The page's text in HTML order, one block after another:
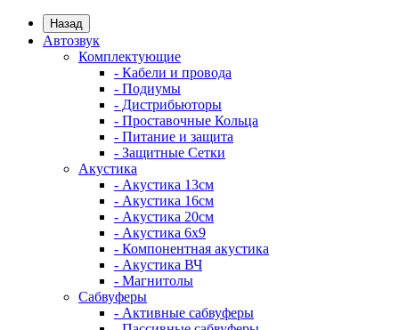
Назад
Автозвук
Комплектующие
- Кабели и провода
- Подиумы
- Дистрибьюторы
- Проставочные Кольца
- Питание и защита
- Защитные Сетки
Акустика
- Акустика 13см
- Акустика 16см
- Акустика 20см
- Акустика 6x9
- Компонентная акустика
- Акустика ВЧ
- Магнитолы
Сабвуферы
- Активные сабвуферы